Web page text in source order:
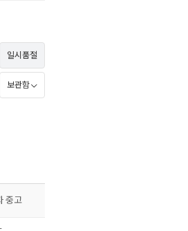
일시품절
보관함
중고
-